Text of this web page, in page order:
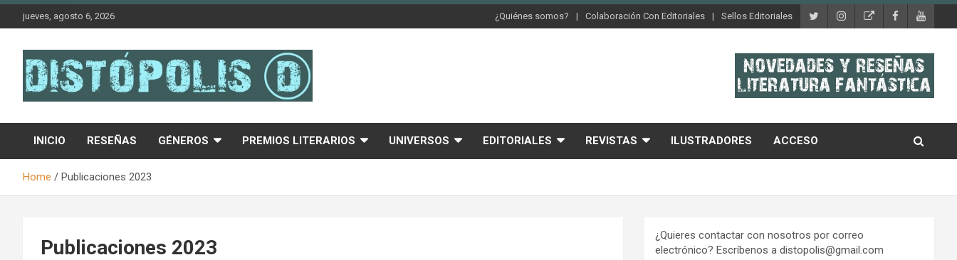
Skip
jueves, agosto 6, 2026 ¿Quiénes somos? Colaboración Con Editoriales Sellos Editoriales
Distópolis
INICIO RESEÑAS GÉNEROS PREMIOS LITERARIOS UNIVERSOS EDITORIALES REVISTAS ILUSTRADORES ACCESO
Home Publicaciones 2023
Publicaciones 2023
¿Quieres contactar con nosotros por correo
electrónico? Escríbenos a distopolis@gmail.com